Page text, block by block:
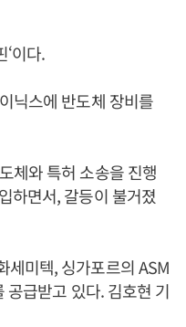
이다.
닉스에 반도체 장비를
체와 특허 소송을 진행
하면서, 갈등이 불거졌
세미텍, 싱가포르의 ASM
공급받고 있다. 김호현 기